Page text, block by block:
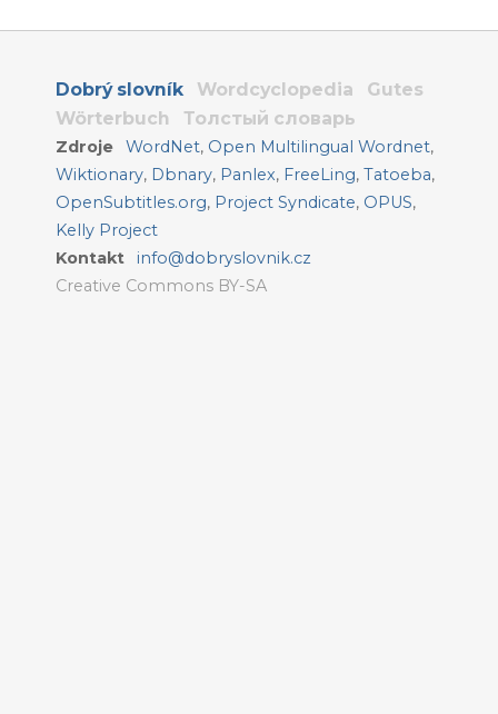
Dobrý slovník Wordcyclopedia
Gutes
Wörterbuch
Толстый словарь
Zdroje WordNet, Open Multilingual Wordnet,
Wiktionary, Dbnary, Panlex, FreeLing, Tatoeba,
OpenSubtitles.org, Project Syndicate, OPUS,
Kelly Project
Kontakt
info@dobryslovnik.cz
Creative Commons BY-SA